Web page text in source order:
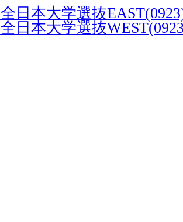
日本大学選抜
日本大学選抜